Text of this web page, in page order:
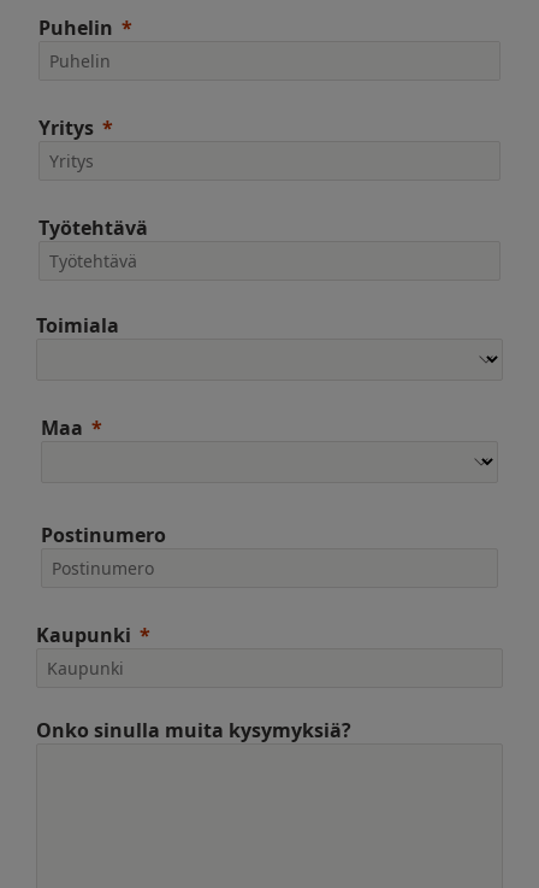
Puhelin
Yritys
Työtehtävä
Toimiala
Maa
Postinumero
Kaupunki
Onko sinulla muita kysymyksiä?